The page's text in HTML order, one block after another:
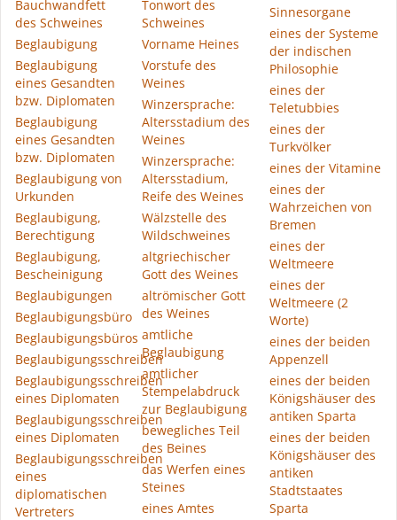
Bauchwandfett
des Schweines
Beglaubigung
Beglaubigung
eines Gesandten
bzw. Diplomaten
Beglaubigung
eines Gesandten
bzw. Diplomaten
Beglaubigung von
Urkunden
Beglaubigung,
Berechtigung
Beglaubigung,
Bescheinigung
Beglaubigungen
Beglaubigungsbüro
Beglaubigungsbüros
Beglaubigungsschreiben
Beglaubigungsschreiben
eines Diplomaten
Beglaubigungsschreiben
eines Diplomaten
Beglaubigungsschreiben
eines
diplomatischen
Vertreters
Tonwort des
Schweines
Vorname Heines
Vorstufe des
Weines
Winzersprache:
Altersstadium des
Weines
Winzersprache:
Altersstadium,
Reife des Weines
Wälzstelle des
Wildschweines
altgriechischer
Gott des Weines
altrömischer Gott
des Weines
amtliche
Beglaubigung
amtlicher
Stempelabdruck
zur Beglaubigung
bewegliches Teil
des Beines
das Werfen eines
Steines
eines Amtes
Sinnesorgane
eines der Systeme
der indischen
Philosophie
eines der
Teletubbies
eines der
Turkvölker
eines der Vitamine
eines der
Wahrzeichen von
Bremen
eines der
Weltmeere
eines der
Weltmeere (2
Worte)
eines der beiden
Appenzell
eines der beiden
Königshäuser des
antiken Sparta
eines der beiden
Königshäuser des
antiken
Stadtstaates
Sparta